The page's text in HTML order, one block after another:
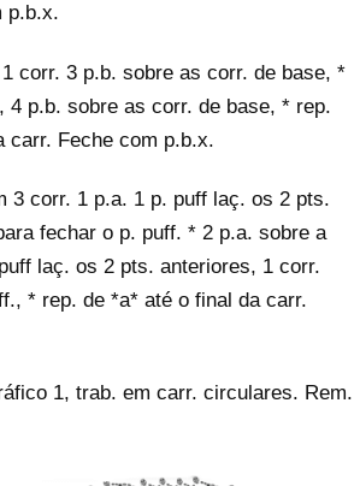
p.b.x.
corr. 3 p.b. sobre as corr. de base, *
4 p.b. sobre as corr. de base, * rep.
carr. Feche com p.b.x.
3 corr. 1 p.a. 1 p. puff laç. os 2 pts.
fechar o p. puff. * 2 p.a. sobre a
laç. os 2 pts. anteriores, 1 corr.
* rep. de *a* até o final da carr.
1, trab. em carr. circulares. Rem.